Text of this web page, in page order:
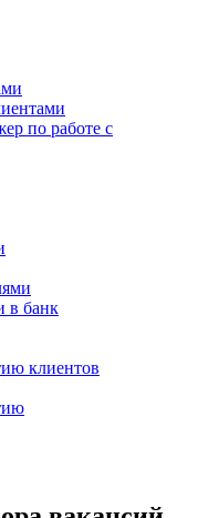
по работе с
в банк
клиентов